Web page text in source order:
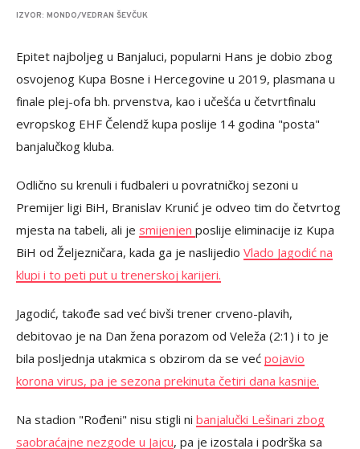
IZVOR: MONDO/VEDRAN ŠEVČUK
Epitet najboljeg u Banjaluci, popularni Hans je dobio zbog
osvojenog Kupa Bosne i Hercegovine u 2019, plasmana u
finale plej-ofa bh. prvenstva, kao i učešća u četvrtfinalu
evropskog EHF Čelendž kupa poslije 14 godina "posta"
banjalučkog kluba.
Odlično su krenuli i fudbaleri u povratničkoj sezoni u
Premijer ligi BiH, Branislav Krunić je odveo tim do četvrtog
mjesta na tabeli, ali je smijenjen poslije eliminacije iz Kupa
BiH od Željezničara, kada ga je naslijedio Vlado Jagodić na
klupi i to peti put u trenerskoj karijeri.
Jagodić, takođe sad već bivši trener crveno-plavih,
debitovao je na Dan žena porazom od Veleža (2:1) i to je
bila posljednja utakmica s obzirom da se već pojavio
korona virus, pa je sezona prekinuta četiri dana kasnije.
Na stadion "Rođeni" nisu stigli ni banjalučki Lešinari zbog
saobraćajne nezgode u Jajcu, pa je izostala i podrška sa